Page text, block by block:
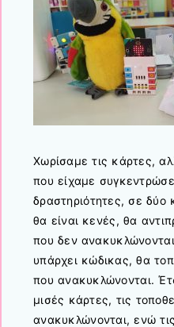
Xωρίσαμε τις κάρτες,
που είχαμε
δραστηριότητες, σε δύο
θα είναι κενές, θα
που δεν
υπάρχει κώδικας, θα
που ανακυκλώνονται.
μισές κάρτες, τις
ανακυκλώνονται, ενώ